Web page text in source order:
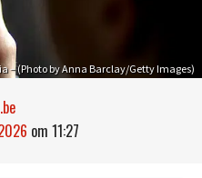
– (Photo by Anna Barclay/Getty Images)
om 11:27